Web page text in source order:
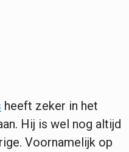
heeft zeker in het
Hij is wel nog altijd
Voornamelijk op